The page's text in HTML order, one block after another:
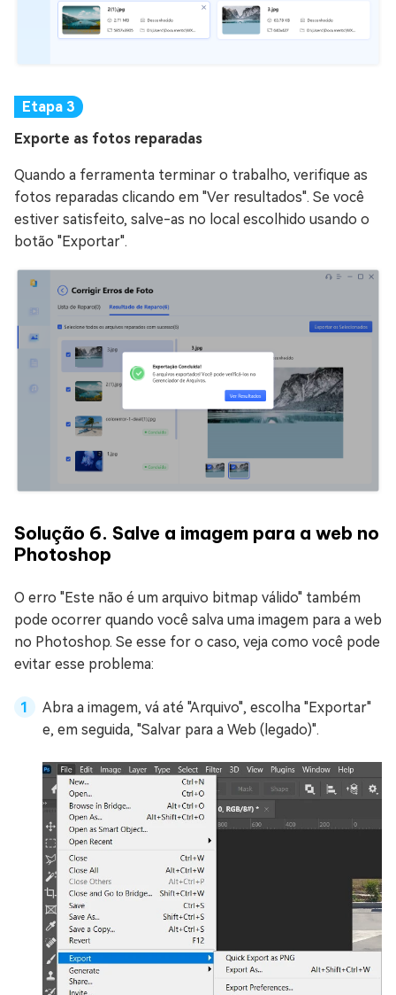
Exporte as fotos reparadas
Quando a ferramenta terminar o trabalho, verifique as
fotos reparadas clicando em "Ver resultados". Se você
estiver satisfeito, salve-as no local escolhido usando o
botão "Exportar".
Solução 6. Salve a imagem para a web no
Photoshop
O erro "Este não é um arquivo bitmap válido" também
pode ocorrer quando você salva uma imagem para a web
no Photoshop. Se esse for o caso, veja como você pode
evitar esse problema:
Abra a imagem, vá até "Arquivo", escolha "Exportar"
e, em seguida, "Salvar para a Web (legado)".